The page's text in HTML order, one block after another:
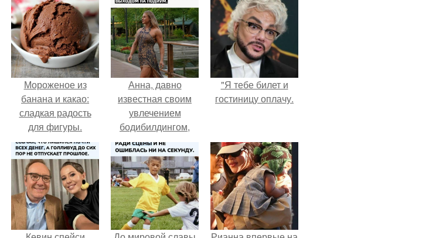
Мороженое из
банана и какао:
сладкая радость
для фигуры.
Анна, давно
известная своим
увлечением
бодибилдингом,
впервые
попробовала себя
в роли модели.
"Я тебе билет и
гостиницу оплачу.